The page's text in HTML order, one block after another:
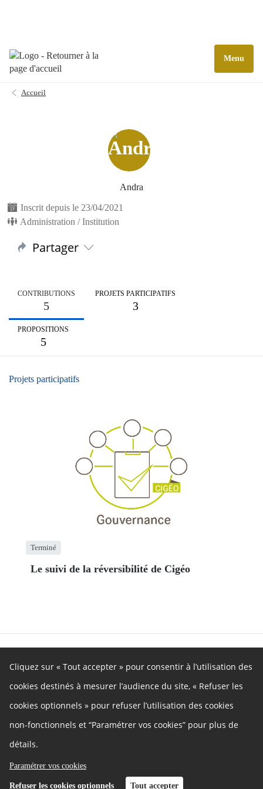
Menu
Accueil
Andra
Inscrit depuis le 23/04/2021
Administration / Institution
Partager
CONTRIBUTIONS
5
PROJETS PARTICIPATIFS
3
PROPOSITIONS
5
Projets participatifs
Terminé
Le suivi de la réversibilité de Cigéo
Cliquez sur « Tout accepter » pour consentir à l’utilisation des
cookies destinés à mesurer l’audience du site, « Refuser les
cookies optionnels » pour refuser l’utilisation des cookies
non-fonctionnels et “Paramétrer vos cookies” pour plus de
détails.
Paramétrer vos cookies
Refuser les cookies optionnels Tout accepter
Autres liens
Gestion des cookies Mentions légales
Besoin d'aide ?
Contact